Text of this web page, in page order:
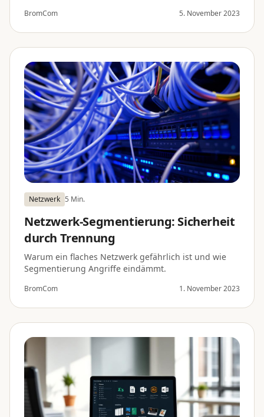
BromCom 5. November 2023
Netzwerk 5 Min.
Netzwerk-Segmentierung: Sicherheit
durch Trennung
Warum ein flaches Netzwerk gefährlich ist und wie
Segmentierung Angriffe eindämmt.
BromCom 1. November 2023